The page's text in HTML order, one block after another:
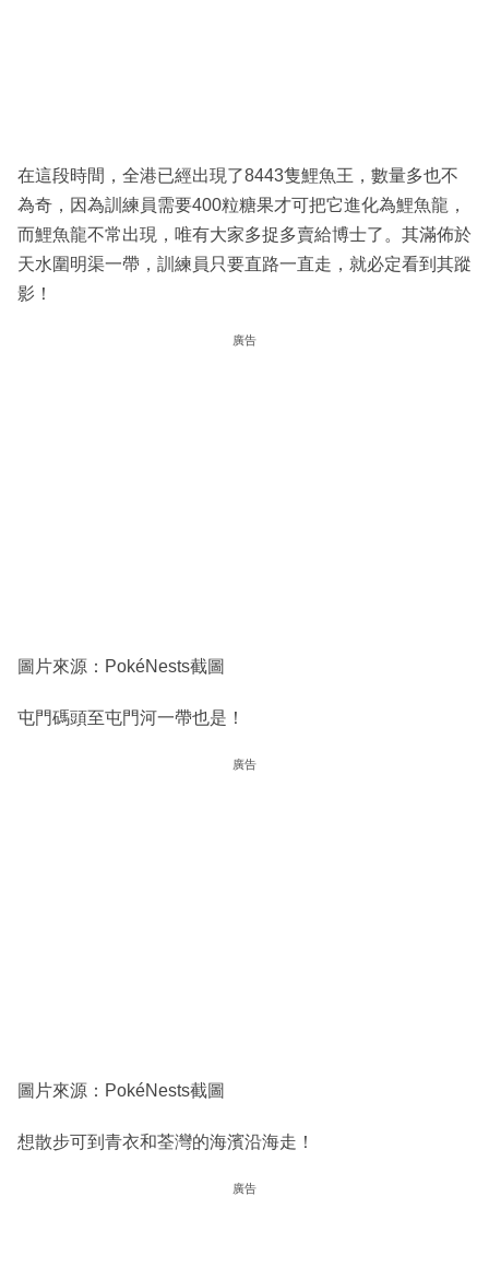
在這段時間，全港已經出現了8443隻鯉魚王，數量多也不
為奇，因為訓練員需要400粒糖果才可把它進化為鯉魚龍，
而鯉魚龍不常出現，唯有大家多捉多賣給博士了。其滿佈於
天水圍明渠一帶，訓練員只要直路一直走，就必定看到其蹤
影！
廣告
圖片來源：PokéNests截圖
屯門碼頭至屯門河一帶也是！
廣告
圖片來源：PokéNests截圖
想散步可到青衣和荃灣的海濱沿海走！
廣告